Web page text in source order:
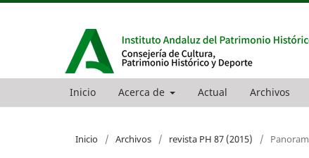
Inicio Acerca de Actual Archivos
Inicio / Archivos / revista PH 87 (2015) /